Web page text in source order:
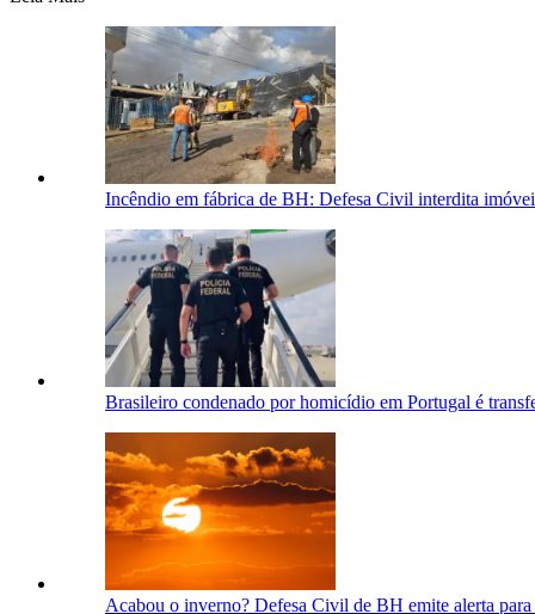
Incêndio em fábrica de BH: Defesa Civil interdita
Brasileiro condenado por homicídio em Portugal é
Acabou o inverno? Defesa Civil de BH emite alerta